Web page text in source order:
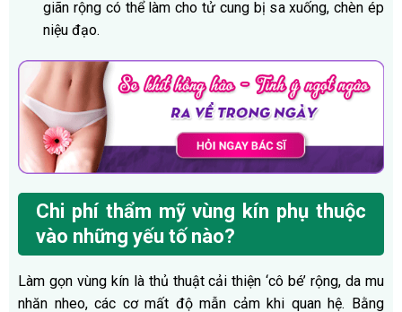
giãn rộng có thể làm cho tử cung bị sa xuống, chèn ép
niệu đạo.
Chi phí thẩm mỹ vùng kín phụ thuộc
vào những yếu tố nào?
Làm gọn vùng kín là thủ thuật cải thiện ‘cô bé’ rộng, da mu
nhăn nheo, các cơ mất độ mẫn cảm khi quan hệ. Bằng